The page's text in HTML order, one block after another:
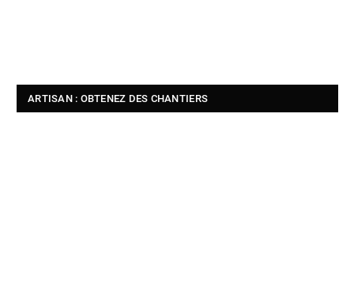
ARTISAN : OBTENEZ DES CHANTIERS